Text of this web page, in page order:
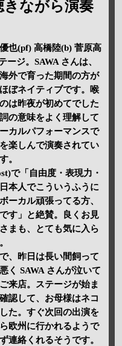
ながら演奏
也(pf) 高橋陸(b) 菅原高
ジ。SAWA さんは、
外で育った期間の方が
ぼネイティブです。喉
は昨夜が初めてでした
の意味をよく理解して
カルパフォーマンスで
楽しんで演奏されてい
。
で「自由度・表現力・
本人でこういうふうに
ーカル頑張ってる方、
す」と絶賛。良くお見
まも、とても気に入ら
、昨日は長い間飼って
く SAWA さんが泣いて
来店。ステージが始ま
認して、お母様はネコ
た。すぐ次回の出演を
欧州に行かれるようで
連絡くれるそうです。